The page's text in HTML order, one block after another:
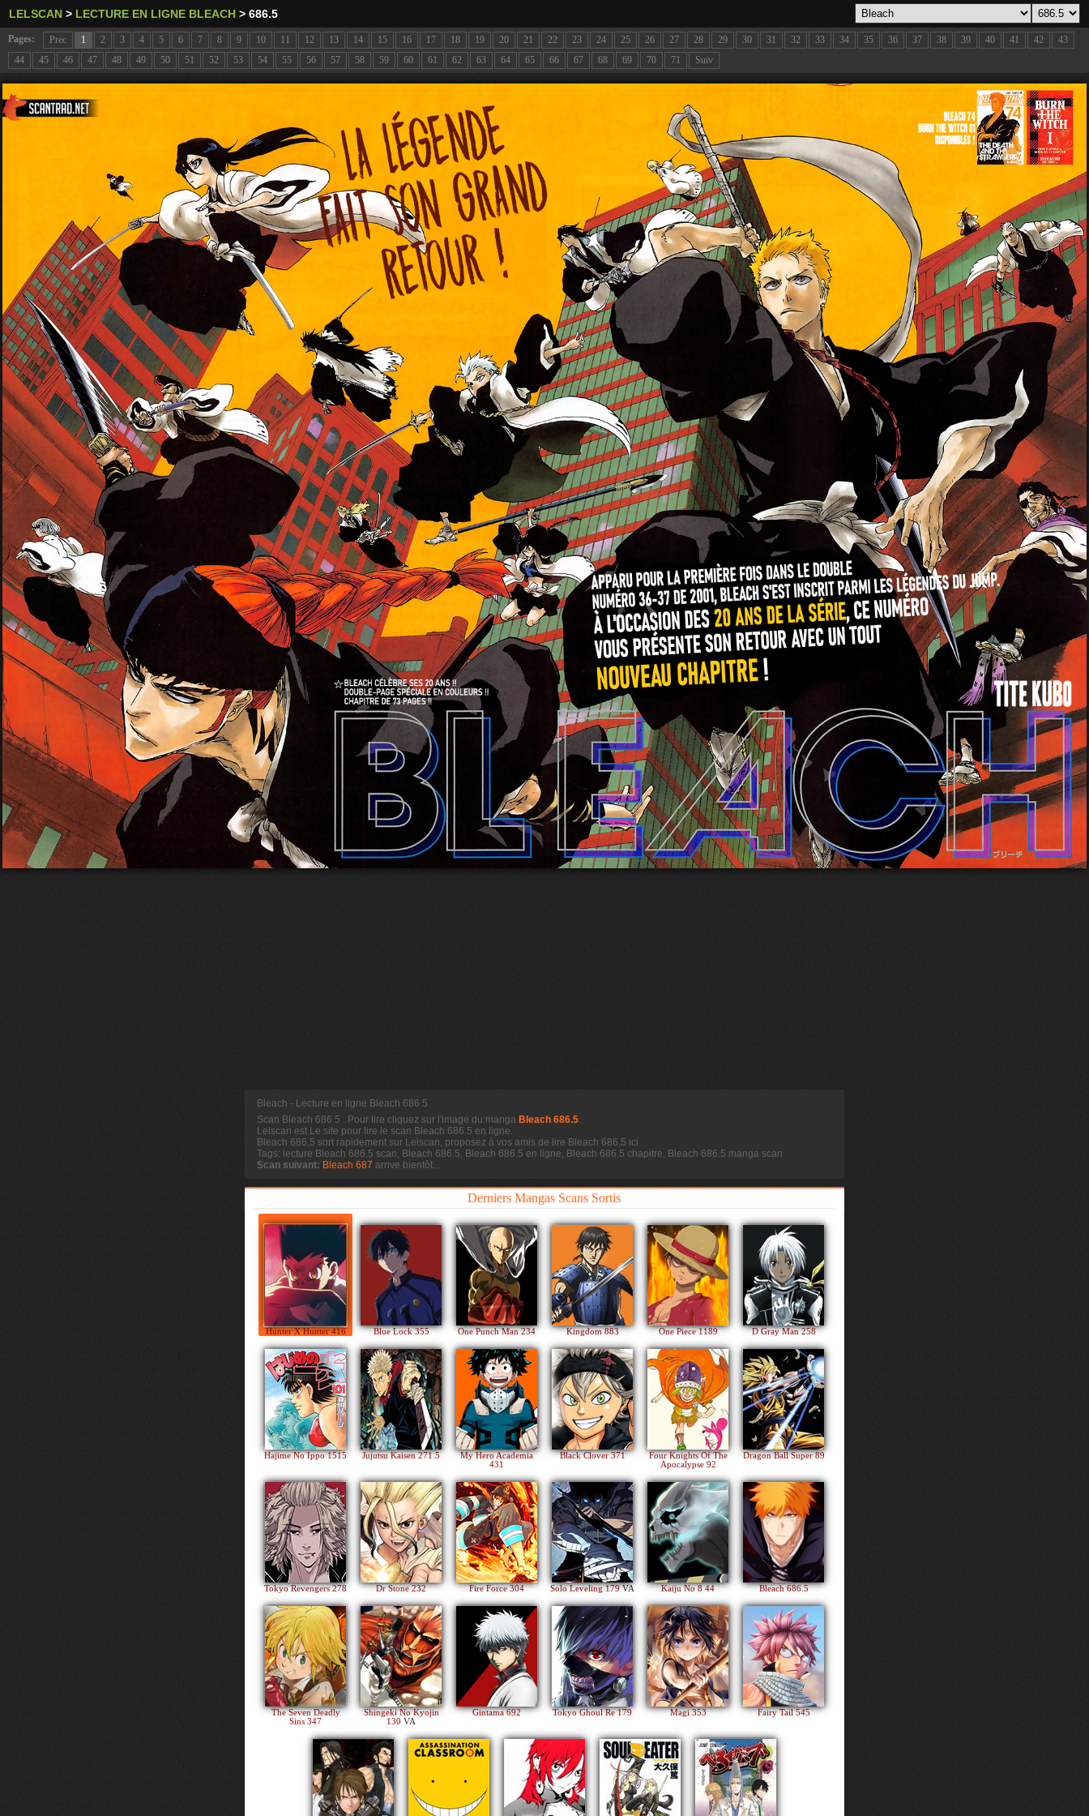
LELSCAN > LECTURE EN LIGNE BLEACH > 686.5
Pages: Prec 1 2 3 4 5 6 7 8 9 10 11 12 13 14 15 16 17 18 19 20 21 22 23 24 25 26 27 28 29 30 31 32 33 34 35 36 37 38 39 40 41 42
43
44
45 46 47 48 49 50 51 52 53 54 55 56 57 58 59 60 61 62 63 64 65 66 67 68 69 70 71 Suiv
Bleach - Lecture en ligne Bleach 686.5
Scan Bleach 686.5 . Pour lire cliquez sur l'image du manga Bleach 686.5.
Lelscan est Le site pour lire le scan Bleach 686.5 en ligne.
Bleach 686.5 sort rapidement sur Lelscan, proposez à vos amis de lire Bleach 686.5 ici
Tags: lecture Bleach 686.5 scan, Bleach 686.5, Bleach 686.5 en ligne, Bleach 686.5 chapitre, Bleach 686.5 manga scan
Scan suivant: Bleach 687 arrive bientôt...
Derniers Mangas Scans Sortis
Hunter X Hunter 416 Blue Lock 355 One Punch Man 234 Kingdom 883 One Piece 1189 D Gray Man 258
Hajime No Ippo 1515 Jujutsu Kaisen 271.5
My Hero Academia
431
Black Clover 371
Four Knights Of The
Apocalypse 92
Dragon Ball Super 89
Tokyo Revengers 278 Dr Stone 232 Fire Force 304 Solo Leveling 179VA Kaiju No 8 44 Bleach 686.5
The Seven Deadly
Sins 347
Shingeki No Kyojin
130 VA
Gintama 692 Tokyo Ghoul Re 179 Magi 353 Fairy Tail 545